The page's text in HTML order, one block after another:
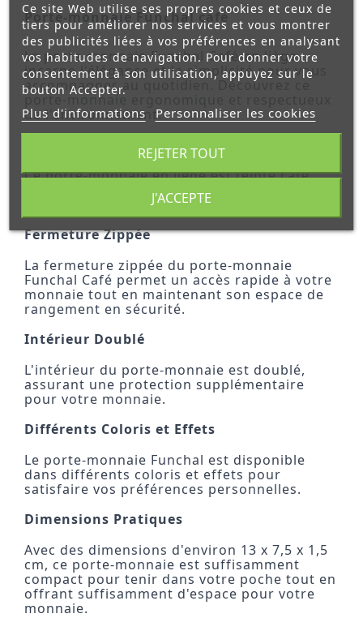
Ce site Web utilise ses propres cookies et ceux de
tiers pour améliorer nos services et vous montrer
des publicités liées à vos préférences en analysant
vos habitudes de navigation. Pour donner votre
consentement à son utilisation, appuyez sur le
bouton Accepter.
Plus d'informations Personnaliser les cookies
REJETER TOUT
J'ACCEPTE
Porte-monnaie Funchal café
Le porte-monnaie Funchal Café en liège
incarne l'élégance et la simplicité pour vous
accompagner au quotidien. Découvrez ce
porte-monnaie ergonomique et respectueux
de l'environnement.
Ce porte-monnaie en liège est teinté café,
offrant un design sobre et élégant qui
s'adaptera parfaitement à votre style.
Fermeture Zippée
La fermeture zippée du porte-monnaie
Funchal Café permet un accès rapide à votre
monnaie tout en maintenant son espace de
rangement en sécurité.
Intérieur Doublé
L'intérieur du porte-monnaie est doublé,
assurant une protection supplémentaire
pour votre monnaie.
Différents Coloris et Effets
Le porte-monnaie Funchal est disponible
dans différents coloris et effets pour
satisfaire vos préférences personnelles.
Dimensions Pratiques
Avec des dimensions d'environ 13 x 7,5 x 1,5
cm, ce porte-monnaie est suffisamment
compact pour tenir dans votre poche tout en
offrant suffisamment d'espace pour votre
monnaie.